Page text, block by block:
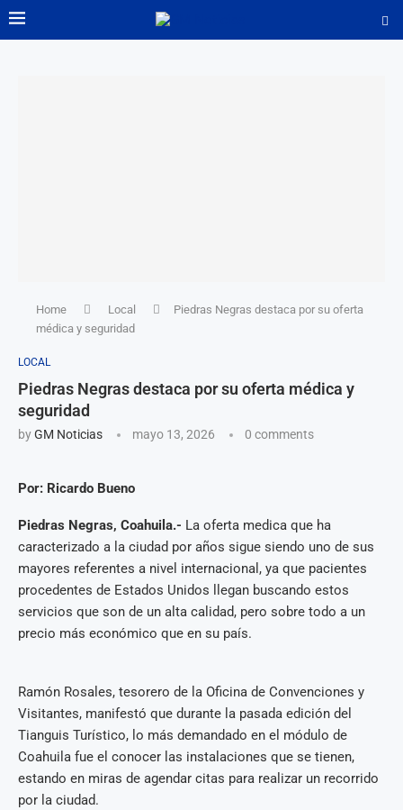
Home Local
Piedras Negras destaca por su oferta
médica y seguridad
LOCAL
Piedras Negras destaca por su oferta médica y
seguridad
byGM Noticias mayo 13, 2026 0 comments
Por: Ricardo Bueno
Piedras Negras, Coahuila.- La oferta medica que ha
caracterizado a la ciudad por años sigue siendo uno de sus
mayores referentes a nivel internacional, ya que pacientes
procedentes de Estados Unidos llegan buscando estos
servicios que son de un alta calidad, pero sobre todo a un
precio más económico que en su país.
Ramón Rosales, tesorero de la Oficina de Convenciones y
Visitantes, manifestó que durante la pasada edición del
Tianguis Turístico, lo más demandado en el módulo de
Coahuila fue el conocer las instalaciones que se tienen,
estando en miras de agendar citas para realizar un recorrido
por la ciudad.